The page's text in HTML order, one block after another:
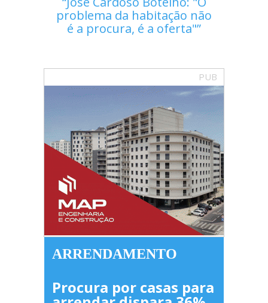
problema da habitação não
é a procura, é a oferta"
PUB
ARRENDAMENTO
Procura por casas para